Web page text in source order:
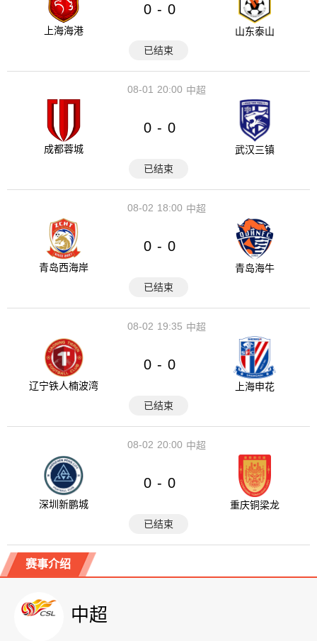
上海海港
0 - 0
山东泰山
已结束
20:00
08-01 中超
成都蓉城
0 - 0
武汉三镇
已结束
18:00
08-02 中超
青岛西海岸
0 - 0
青岛海牛
已结束
19:35
08-02 中超
辽宁铁人楠波湾
0 - 0
上海申花
已结束
20:00
08-02 中超
深圳新鹏城
0 - 0
重庆铜梁龙
已结束
赛事介绍
中超